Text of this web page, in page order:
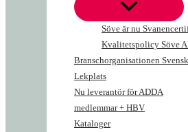
Söve är nu
Kvalitetspolicy Söve
Branschorganisationen Svensk
Lekplats
Nu leverantör för ADDA
medlemmar + HBV
Kataloger